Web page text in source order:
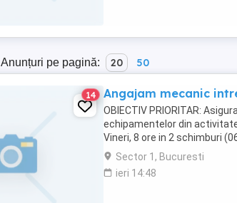
Anunțuri pe pagină: 20 50
14 Angajam mecanic
OBIECTIV PRIORITAR:
echipamentelor din
Vineri, 8 ore in 2 schimburi
Sector 1, Bucuresti
ieri 14:48